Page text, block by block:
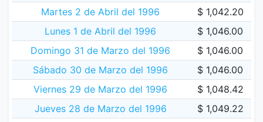
Martes 2 de Abril del 1996
$ 1,042.20
Lunes 1 de Abril del 1996
$ 1,046.00
Domingo 31 de Marzo del 1996
$ 1,046.00
Sábado 30 de Marzo del 1996
$ 1,046.00
Viernes 29 de Marzo del 1996
$ 1,048.42
Jueves 28 de Marzo del 1996
$ 1,049.22